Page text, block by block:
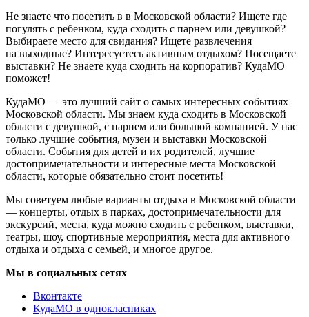
Не знаете что посетить в в Московской области? Ищете где
погулять с ребенком, куда сходить с парнем или девушкой?
Выбираете место для свидания? Ищете развлечения
на выходные? Интересуетесь активным отдыхом? Посещаете
выставки? Не знаете куда сходить на корпоратив? КудаМО
поможет!
КудаМО — это лучший сайт о самых интересных событиях
Московской области. Мы знаем куда сходить в Московской
области с девушкой, с парнем или большой компанией. У нас
только лучшие события, музеи и выставки Московской
области. События для детей и их родителей, лучшие
достопримечательности и интересные места Московской
области, которые обязательно стоит посетить!
Мы советуем любые варианты отдыха в Московской области
— концерты, отдых в парках, достопримечательности для
экскурсий, места, куда можно сходить с ребенком, выставки,
театры, шоу, спортивные мероприятия, места для активного
отдыха и отдыха с семьей, и многое другое.
Мы в социальных сетях
Вконтакте
КудаМО в однокласниках